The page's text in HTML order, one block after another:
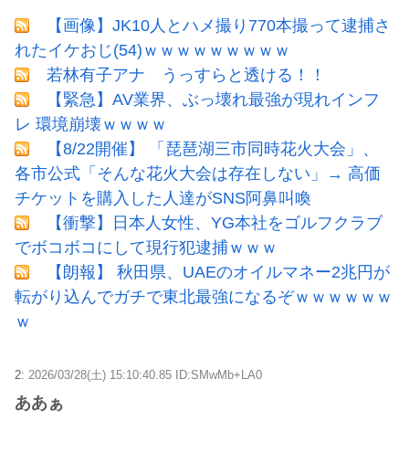
【画像】JK10人とハメ撮り770本撮って逮捕さ
れたイケおじ(54)ｗｗｗｗｗｗｗｗｗ
若林有子アナ うっすらと透ける！！
【緊急】AV業界、ぶっ壊れ最強が現れインフ
レ 環境崩壊ｗｗｗｗ
【8/22開催】 「琵琶湖三市同時花火大会」、
各市公式「そんな花火大会は存在しない」→ 高価
チケットを購入した人達がSNS阿鼻叫喚
【衝撃】日本人女性、YG本社をゴルフクラブ
でボコボコにして現行犯逮捕ｗｗｗ
【朗報】 秋田県、UAEのオイルマネー2兆円が
転がり込んでガチで東北最強になるぞｗｗｗｗｗｗ
ｗ
2: 2026/03/28(土) 15:10:40.85 ID:SMwMb+LA0
ああぁ